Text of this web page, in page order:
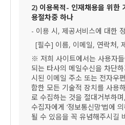
2) 이용목적- 인재채용을 위한
용절차중 하나
- 이용 시, 제공서비스에 대한
[필수] 이름, 이메일, 연락처,
※ 저희 사이트에서는 사용자
되는 타사의 메일수신을 차단
시된 이메일 주소 또는 전자우
함한 모든 기술적 장치를 사용
로 수집하는 것을 절대거부하
수집자에게 ‘정보통신망‘법에
될 수 있음을 꼭 유념해주시길